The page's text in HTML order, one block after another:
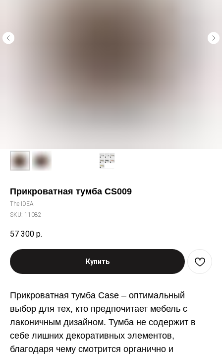
Прикроватная тумба CS009
The IDEA
SKU: 11082
57 300 р.
Купить
Прикроватная тумба Case – оптимальный
выбор для тех, кто предпочитает мебель с
лаконичным дизайном. Тумба не содержит в
себе лишних декоративных элементов,
благодаря чему смотрится органично и